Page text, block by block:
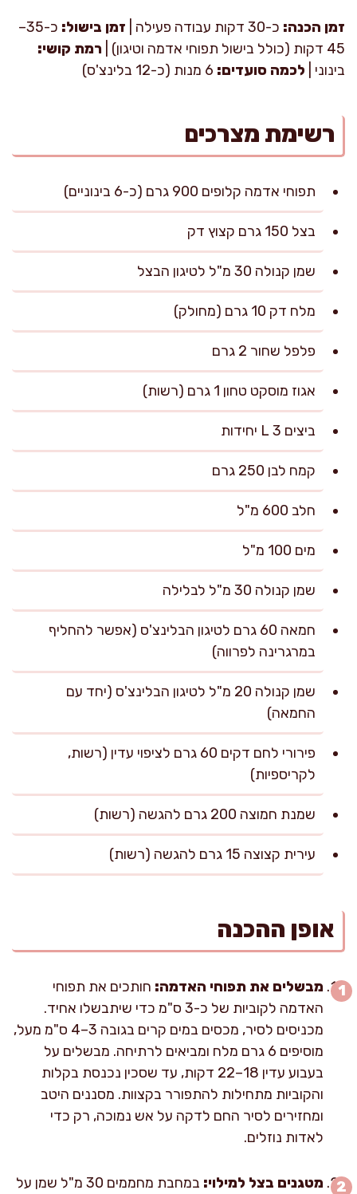
זמן הכנה: כ-30 דקות עבודה פעילה | זמן בישול:
כ-35–
45 דקות (כולל בישול תפוחי אדמה וטיגון) |
רמת קושי:
בינוני | לכמה סועדים:
רשימת מצרכים
תפוחי אדמה קלופים 900 גרם (כ-6 בינוניים)
בצל 150 גרם קצוץ דק
שמן קנולה 30 מ"ל לטיגון הבצל
מלח דק 10 גרם (מחולק)
פלפל שחור 2 גרם
אגוז מוסקט טחון 1 גרם (רשות)
ביצים L 3 יחידות
קמח לבן 250 גרם
חלב 600 מ"ל
מים 100 מ"ל
שמן קנולה 30 מ"ל לבלילה
חמאה 60 גרם לטיגון הבלינצ'ס (אפשר להחליף
במרגרינה לפרווה)
שמן קנולה 20 מ"ל לטיגון הבלינצ'ס (יחד עם
החמאה)
פירורי לחם דקים 60 גרם לציפוי עדין (רשות,
לקריספיות)
שמנת חמוצה 200 גרם להגשה (רשות)
עירית קצוצה 15 גרם להגשה (רשות)
אופן ההכנה
מבשלים את תפוחי האדמה: חותכים את תפוחי
האדמה לקוביות של כ-3 ס"מ כדי שיתבשלו אחיד.
מכניסים לסיר, מכסים במים קרים בגובה 3–4 ס"מ מעל,
מוסיפים 6 גרם מלח ומביאים לרתיחה. מבשלים על
בעבוע עדין 18–22 דקות, עד שסכין נכנסת בקלות
והקוביות מתחילות להתפורר בקצוות. מסננים היטב
ומחזירים לסיר החם לדקה על אש נמוכה, רק כדי
לאדות נוזלים.
מטגנים בצל למילוי: במחבת מחממים 30 מ"ל שמן על